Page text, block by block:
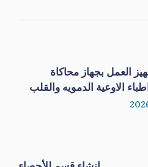
العمل بجهاز محاكاة
الاوعية الدمويه والقلب